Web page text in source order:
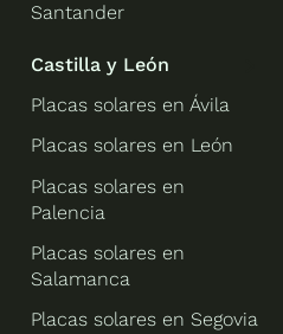
Santander
Castilla y León
Placas solares en Ávila
Placas solares en León
Placas solares en
Palencia
Placas solares en
Salamanca
Placas solares en Segovia